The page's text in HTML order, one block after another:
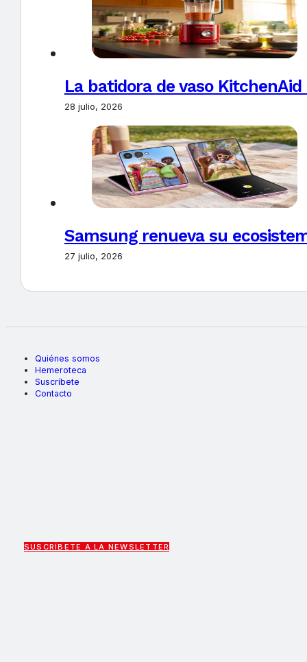
La batidora de vaso
28 julio, 2026
Samsung renueva su
27 julio, 2026
Quiénes somos
Hemeroteca
Suscríbete
Contacto
SUSCRÍBETE A LA NEWSLETTER